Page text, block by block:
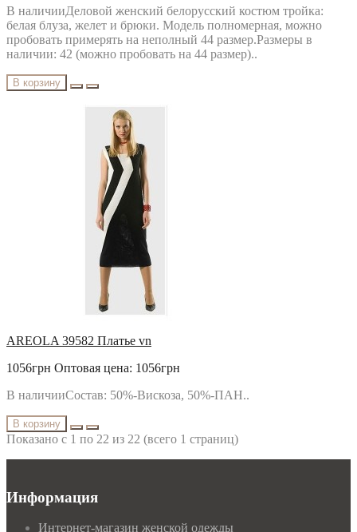
В наличииДеловой женский белорусский костюм тройка:
белая блуза, желет и брюки. Модель полномерная, можно
пробовать примерять на неполный 44 размер.Размеры в
наличии: 42 (можно пробовать на 44 размер)..
В корзину
AREOLA 39582 Платье vn
1056грн Оптовая цена: 1056грн
В наличииСостав: 50%-Вискоза, 50%-ПАН..
В корзину
Показано с 1 по 22 из 22 (всего 1 страниц)
Информация
Интернет-магазин женской одежды